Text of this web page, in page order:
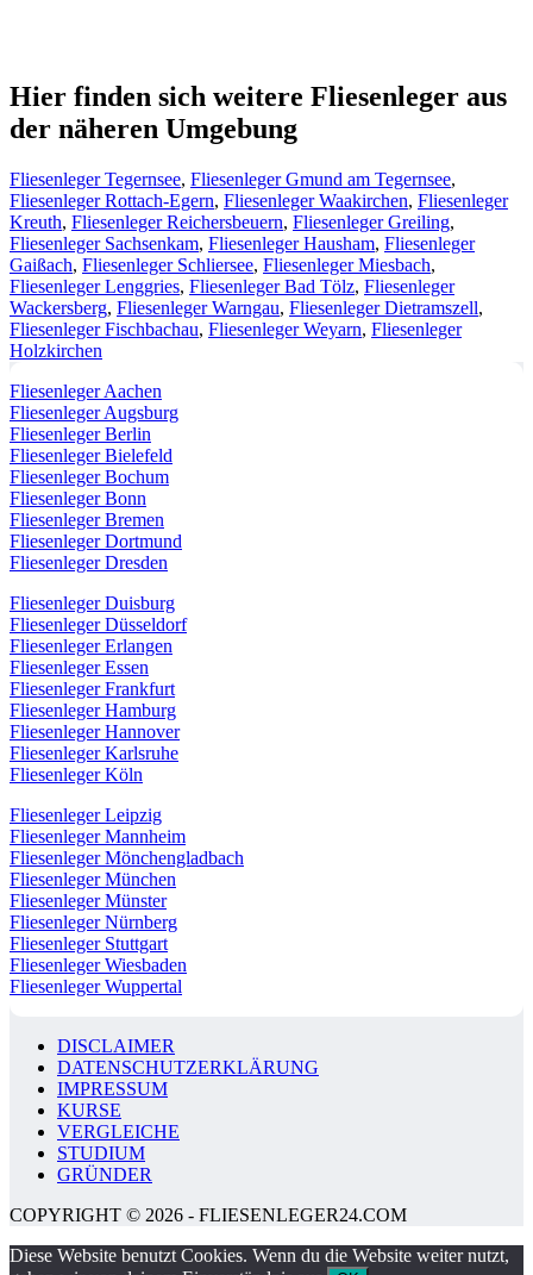
Hier finden sich weitere Fliesenleger aus
der näheren Umgebung
Fliesenleger Tegernsee, Fliesenleger Gmund am Tegernsee,
Fliesenleger Rottach-Egern, Fliesenleger Waakirchen, Fliesenleger
Kreuth, Fliesenleger Reichersbeuern, Fliesenleger Greiling,
Fliesenleger Sachsenkam, Fliesenleger Hausham, Fliesenleger
Gaißach, Fliesenleger Schliersee, Fliesenleger Miesbach,
Fliesenleger Lenggries, Fliesenleger Bad Tölz, Fliesenleger
Wackersberg, Fliesenleger Warngau, Fliesenleger Dietramszell,
Fliesenleger Fischbachau, Fliesenleger Weyarn, Fliesenleger
Holzkirchen
Fliesenleger Aachen
Fliesenleger Augsburg
Fliesenleger Berlin
Fliesenleger Bielefeld
Fliesenleger Bochum
Fliesenleger Bonn
Fliesenleger Bremen
Fliesenleger Dortmund
Fliesenleger Dresden
Fliesenleger Duisburg
Fliesenleger Düsseldorf
Fliesenleger Erlangen
Fliesenleger Essen
Fliesenleger Frankfurt
Fliesenleger Hamburg
Fliesenleger Hannover
Fliesenleger Karlsruhe
Fliesenleger Köln
Fliesenleger Leipzig
Fliesenleger Mannheim
Fliesenleger Mönchengladbach
Fliesenleger München
Fliesenleger Münster
Fliesenleger Nürnberg
Fliesenleger Stuttgart
Fliesenleger Wiesbaden
Fliesenleger Wuppertal
DISCLAIMER
DATENSCHUTZERKLÄRUNG
IMPRESSUM
KURSE
VERGLEICHE
STUDIUM
GRÜNDER
COPYRIGHT © 2026 - FLIESENLEGER24.COM
Diese Website benutzt Cookies. Wenn du die Website weiter nutzt,